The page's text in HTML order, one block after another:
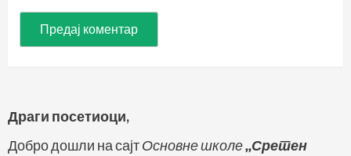
Драги посетиоци,
Добро дошли на сајтОсновне школе,,Сретен